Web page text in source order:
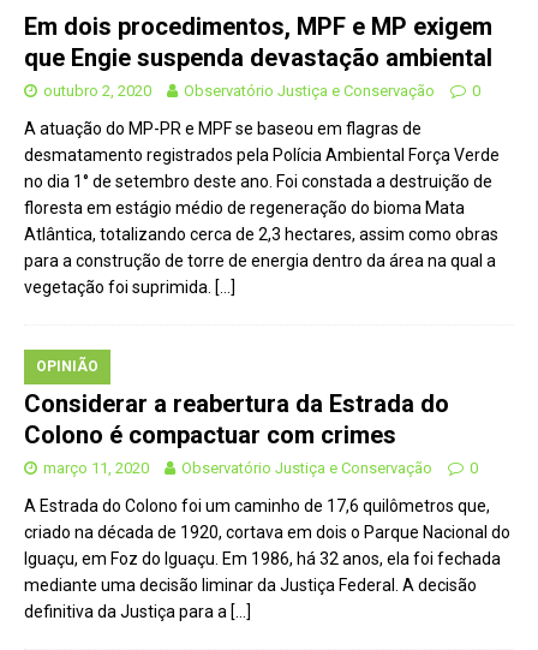
Em dois procedimentos, MPF e MP exigem
que Engie suspenda devastação ambiental
outubro 2, 2020 Observatório Justiça e Conservação 0
A atuação do MP-PR e MPF se baseou em flagras de
desmatamento registrados pela Polícia Ambiental Força Verde
no dia 1° de setembro deste ano. Foi constada a destruição de
floresta em estágio médio de regeneração do bioma Mata
Atlântica, totalizando cerca de 2,3 hectares, assim como obras
para a construção de torre de energia dentro da área na qual a
vegetação foi suprimida. […]
OPINIÃO
Considerar a reabertura da Estrada do
Colono é compactuar com crimes
março 11, 2020 Observatório Justiça e Conservação 0
A Estrada do Colono foi um caminho de 17,6 quilômetros que,
criado na década de 1920, cortava em dois o Parque Nacional do
Iguaçu, em Foz do Iguaçu. Em 1986, há 32 anos, ela foi fechada
mediante uma decisão liminar da Justiça Federal. A decisão
definitiva da Justiça para a […]